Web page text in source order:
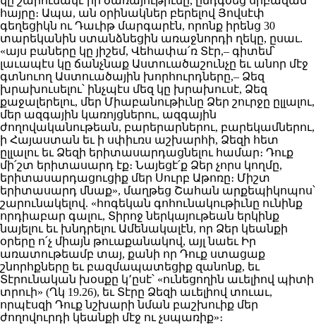
հայրը։ Ապա, ան օրինակներ բերելով Յովսէփ
գեղեցիկն ու Դաւիթ մարգարէն, որոնք իրենց 30
տարեկանին ստանձնեցին առաջնորդի ղեկը, ըսաւ.
«այս բաները կը յիշեմ, Վեհափա՛ռ Տէր,– գիտեմ՝
լաւապէս կը ճանչնաք Աստուածաշունչը եւ անոր մէջ
գտնուող Աստուածային խորհուրդները,– Ձեզ
խրախուսելու՝ ինչպէս մեզ կը խրախուսէ, Ձեզ
քաջալերելու, մեր Միաբանութիւնը Ձեր շուրջը ըլլալու,
մեր ազգային կառոյցներու, ազգային
ժողովականութեան, բարերարներու, բարեկամներու,
ի Հայաստան եւ ի սփիւռս աշխարհի, Ձեզի հետ
ըլլալու եւ Ձեզի երիտասարդացնելու համար։ Դուք
մի՛շտ երիտասարդ էք։ Նայեցէ՛ք Ձեր չորս կողմը,
երիտասարդացուցիք մեր Սուրբ Աթոռը։ Միշտ
երիտասարդ մնաք», մաղթեց Շահան արքեպիկոպոս՝
շարունակելով. «հոգեկան գոհունակութիւնը ունինք
որդիաբար գալու, Տիրոջ ներկայութեան երկինք
նայելու եւ խնդրելու Ամենակալէն, որ Ձեր կեանքի
օրերը ո՛չ միայն թուաքանակով, այլ նաեւ Իր
առատութեամբ տայ, քանի որ Դուք ստացաք
շնորհքները եւ բազմապատեցիք զանոնք, եւ
Տէրունական խօսքը կ՚ըսէ՝ «ունեցողին աւելիով պիտի
տրուի» (Ղկ 19.26), եւ Տէրը Ձեզի աւելիով տուաւ,
որպէսզի Դուք նշխարի նման բաշխուիք մեր
ժողովուրդի կեանքի մէջ ու չսպառիք»։